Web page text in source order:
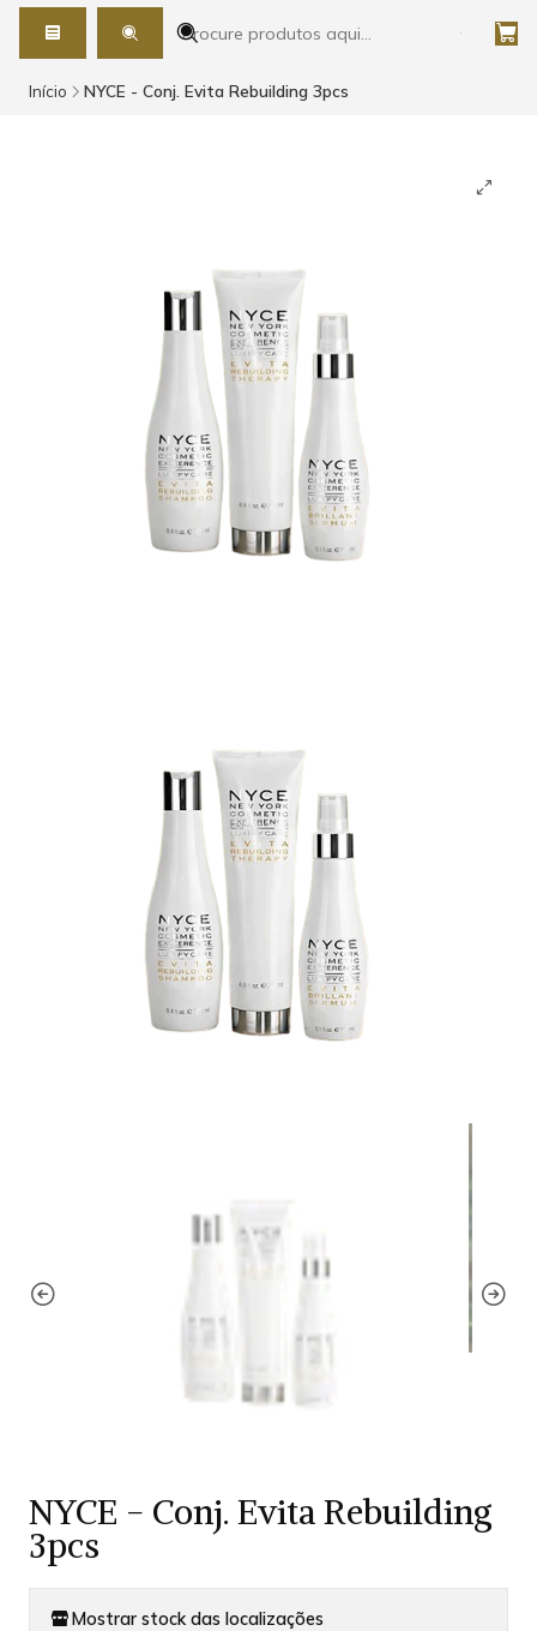
Início NYCE - Conj. Evita Rebuilding 3pcs
NYCE - Conj. Evita Rebuilding
3pcs
Mostrar stock das localizações